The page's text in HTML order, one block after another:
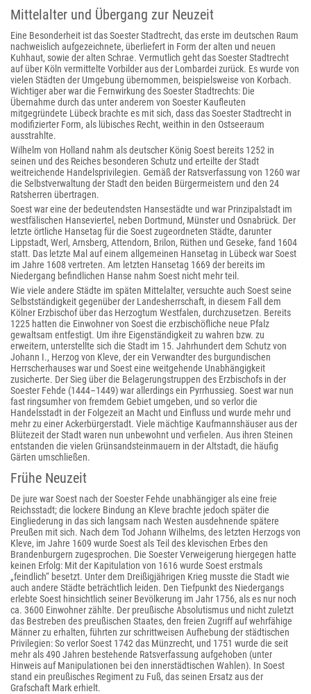
Mittelalter und Übergang zur Neuzeit
Eine Besonderheit ist das Soester Stadtrecht, das erste im deutschen Raum
nachweislich aufgezeichnete, überliefert in Form der alten und neuen
Kuhhaut, sowie der alten Schrae. Vermutlich geht das Soester Stadtrecht
auf über Köln vermittelte Vorbilder aus der Lombardei zurück. Es wurde von
vielen Städten der Umgebung übernommen, beispielsweise von Korbach.
Wichtiger aber war die Fernwirkung des Soester Stadtrechts: Die
Übernahme durch das unter anderem von Soester Kaufleuten
mitgegründete Lübeck brachte es mit sich, dass das Soester Stadtrecht in
modifizierter Form, als lübisches Recht, weithin in den Ostseeraum
ausstrahlte.
Wilhelm von Holland nahm als deutscher König Soest bereits 1252 in
seinen und des Reiches besonderen Schutz und erteilte der Stadt
weitreichende Handelsprivilegien. Gemäß der Ratsverfassung von 1260 war
die Selbstverwaltung der Stadt den beiden Bürgermeistern und den 24
Ratsherren übertragen.
Soest war eine der bedeutendsten Hansestädte und war Prinzipalstadt im
westfälischen Hanseviertel, neben Dortmund, Münster und Osnabrück. Der
letzte örtliche Hansetag für die Soest zugeordneten Städte, darunter
Lippstadt, Werl, Arnsberg, Attendorn, Brilon, Rüthen und Geseke, fand 1604
statt. Das letzte Mal auf einem allgemeinen Hansetag in Lübeck war Soest
im Jahre 1608 vertreten. Am letzten Hansetag 1669 der bereits im
Niedergang befindlichen Hanse nahm Soest nicht mehr teil.
Wie viele andere Städte im späten Mittelalter, versuchte auch Soest seine
Selbstständigkeit gegenüber der Landesherrschaft, in diesem Fall dem
Kölner Erzbischof über das Herzogtum Westfalen, durchzusetzen. Bereits
1225 hatten die Einwohner von Soest die erzbischöfliche neue Pfalz
gewaltsam entfestigt. Um ihre Eigenständigkeit zu wahren bzw. zu
erweitern, unterstellte sich die Stadt im 15. Jahrhundert dem Schutz von
Johann I., Herzog von Kleve, der ein Verwandter des burgundischen
Herrscherhauses war und Soest eine weitgehende Unabhängigkeit
zusicherte. Der Sieg über die Belagerungstruppen des Erzbischofs in der
Soester Fehde (1444–1449) war allerdings ein Pyrrhussieg. Soest war nun
fast ringsumher von fremdem Gebiet umgeben, und so verlor die
Handelsstadt in der Folgezeit an Macht und Einfluss und wurde mehr und
mehr zu einer Ackerbürgerstadt. Viele mächtige Kaufmannshäuser aus der
Blütezeit der Stadt waren nun unbewohnt und verfielen. Aus ihren Steinen
entstanden die vielen Grünsandsteinmauern in der Altstadt, die häufig
Gärten umschließen.
Frühe Neuzeit
De jure war Soest nach der Soester Fehde unabhängiger als eine freie
Reichsstadt; die lockere Bindung an Kleve brachte jedoch später die
Eingliederung in das sich langsam nach Westen ausdehnende spätere
Preußen mit sich. Nach dem Tod Johann Wilhelms, des letzten Herzogs von
Kleve, im Jahre 1609 wurde Soest als Teil des klevischen Erbes den
Brandenburgern zugesprochen. Die Soester Verweigerung hiergegen hatte
keinen Erfolg: Mit der Kapitulation von 1616 wurde Soest erstmals
„feindlich“ besetzt. Unter dem Dreißigjährigen Krieg musste die Stadt wie
auch andere Städte beträchtlich leiden. Den Tiefpunkt des Niedergangs
erlebte Soest hinsichtlich seiner Bevölkerung im Jahr 1756, als es nur noch
ca. 3600 Einwohner zählte. Der preußische Absolutismus und nicht zuletzt
das Bestreben des preußischen Staates, den freien Zugriff auf wehrfähige
Männer zu erhalten, führten zur schrittweisen Aufhebung der städtischen
Privilegien: So verlor Soest 1742 das Münzrecht, und 1751 wurde die seit
mehr als 490 Jahren bestehende Ratsverfassung aufgehoben (unter
Hinweis auf Manipulationen bei den innerstädtischen Wahlen). In Soest
stand ein preußisches Regiment zu Fuß, das seinen Ersatz aus der
Grafschaft Mark erhielt.